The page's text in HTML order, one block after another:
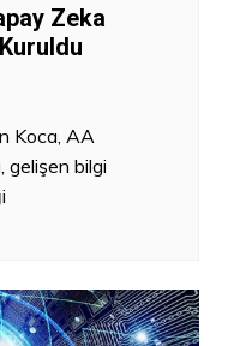
Zeka
Koca, AA
gelişen bilgi